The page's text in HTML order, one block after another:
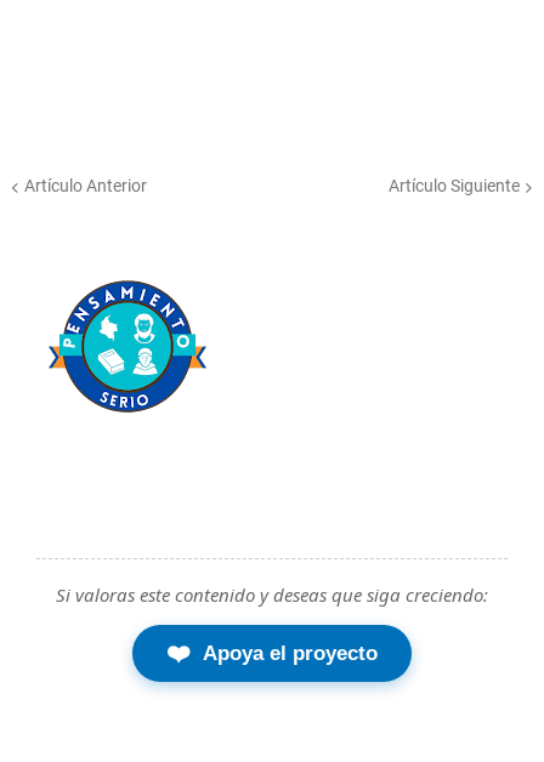
Artículo Anterior Artículo Siguiente
Si valoras este contenido y deseas que siga creciendo:
❤️ Apoya el proyecto